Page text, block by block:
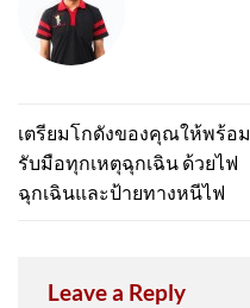
เตรียมโกดังของคุณให้พร้อม
รับมือทุกเหตุฉุกเฉิน ด้วยไฟ
ฉุกเฉินและป้ายทางหนีไฟ
Leave a Reply